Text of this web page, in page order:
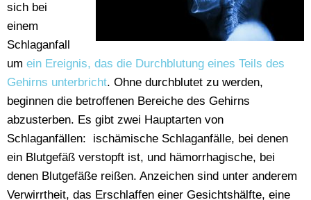
sich bei
einem
Schlaganfall
um ein Ereignis, das die Durchblutung eines Teils des
Gehirns unterbricht. Ohne durchblutet zu werden,
beginnen die betroffenen Bereiche des Gehirns
abzusterben. Es gibt zwei Hauptarten von
Schlaganfällen: ischämische Schlaganfälle, bei denen
ein Blutgefäß verstopft ist, und hämorrhagische, bei
denen Blutgefäße reißen. Anzeichen sind unter anderem
Verwirrtheit, das Erschlaffen einer Gesichtshälfte, eine